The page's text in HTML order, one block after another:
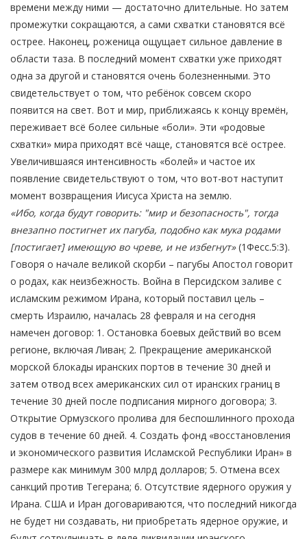
времени между ними — достаточно длительные. Но затем
промежутки сокращаются, а сами схватки становятся всё
острее. Наконец, роженица ощущает сильное давление в
области таза. В последний момент схватки уже приходят
одна за другой и становятся очень болезненными. Это
свидетельствует о том, что ребёнок совсем скоро
появится на свет. Вот и мир, приближаясь к концу времён,
переживает всё более сильные «боли». Эти «родовые
схватки» мира приходят всё чаще, становятся всё острее.
Увеличившаяся интенсивность «болей» и частое их
появление свидетельствуют о том, что вот-вот наступит
момент возвращения Иисуса Христа на землю.
«Ибо, когда будут говорить: "мир и безопасность", тогда
внезапно постигнет их пагуба, подобно как мука родами
[постигает] имеющую во чреве, и не избегнут»(1Фесс.5:3).
Говоря о начале великой скорби – пагубы Апостол говорит
о родах, как неизбежность. Война в Персидском заливе с
исламским режимом Ирана, который поставил цель –
смерть Израилю, началась 28 февраля и на сегодня
намечен договор: 1. Остановка боевых действий во всем
регионе, включая Ливан; 2. Прекращение американской
морской блокады иранских портов в течение 30 дней и
затем отвод всех американских сил от иранских границ в
течение 30 дней после подписания мирного договора; 3.
Открытие Ормузского пролива для беспошлинного прохода
судов в течение 60 дней. 4. Создать фонд «восстановления
и экономического развития Исламской Республики Иран» в
размере как минимум 300 млрд долларов; 5. Отмена всех
санкций против Тегерана; 6. Отсутствие ядерного оружия у
Ирана. США и Иран договариваются, что последний никогда
не будет ни создавать, ни приобретать ядерное оружие, и